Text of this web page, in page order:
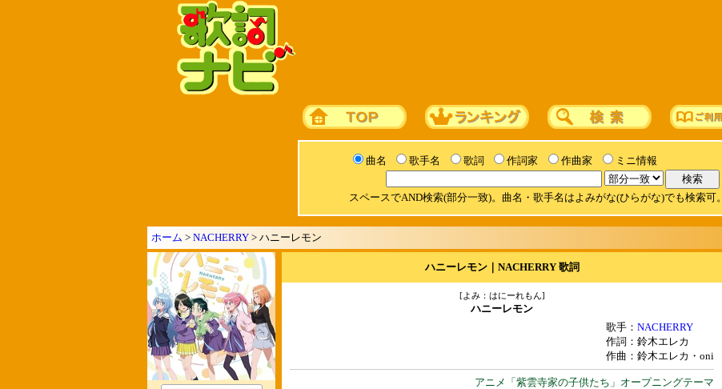
曲名 歌手名 歌詞 作詞家 作曲家 ミニ情報
スペースでAND検索(部分一致)。曲名・歌手名はよみがな(ひらがな)でも検索可。
ホーム > NACHERRY > ハニーレモン
ハニーレモン｜NACHERRY 歌詞
[よみ：はにーれもん]
ハニーレモン
歌手： NACHERRY
作詞：鈴木エレカ
作曲：鈴木エレカ・oni
アニメ「紫雲寺家の子供たち」オープニングテーマ